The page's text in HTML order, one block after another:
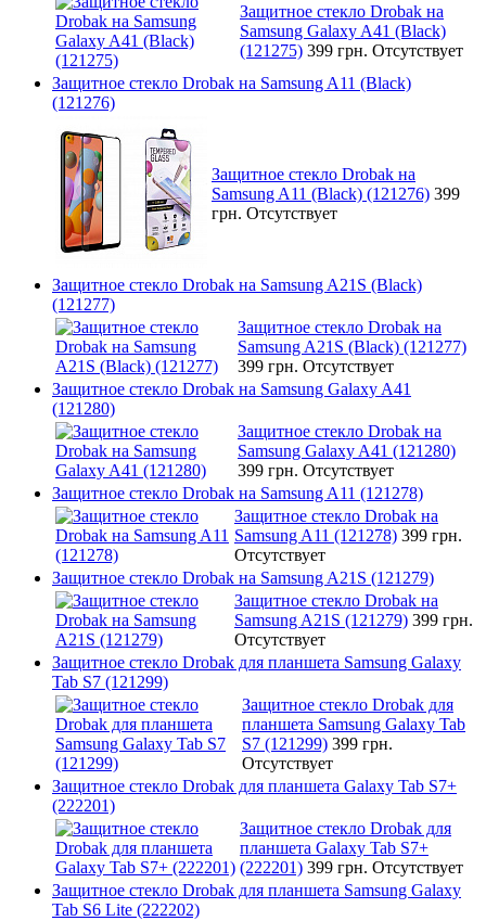
Защитное стекло Drobak на
Samsung Galaxy A41 (Black)
(121275) 399 грн. Отсутствует
Защитное стекло Drobak на Samsung A11 (Black)
(121276)
Защитное стекло Drobak на
Samsung A11 (Black) (121276) 399
грн. Отсутствует
Защитное стекло Drobak на Samsung A21S (Black)
(121277)
Защитное стекло Drobak на
Samsung A21S (Black) (121277)
399 грн. Отсутствует
Защитное стекло Drobak на Samsung Galaxy A41
(121280)
Защитное стекло Drobak на
Samsung Galaxy A41 (121280)
399 грн. Отсутствует
Защитное стекло Drobak на Samsung A11 (121278)
Защитное стекло Drobak на
Samsung A11 (121278) 399 грн.
Отсутствует
Защитное стекло Drobak на Samsung A21S (121279)
Защитное стекло Drobak на
Samsung A21S (121279) 399 грн.
Отсутствует
Защитное стекло Drobak для планшета Samsung Galaxy
Tab S7 (121299)
Защитное стекло Drobak для
планшета Samsung Galaxy Tab
S7 (121299) 399 грн.
Отсутствует
Защитное стекло Drobak для планшета Galaxy Tab S7+
(222201)
Защитное стекло Drobak для
планшета Galaxy Tab S7+
(222201) 399 грн. Отсутствует
Защитное стекло Drobak для планшета Samsung Galaxy
Tab S6 Lite (222202)